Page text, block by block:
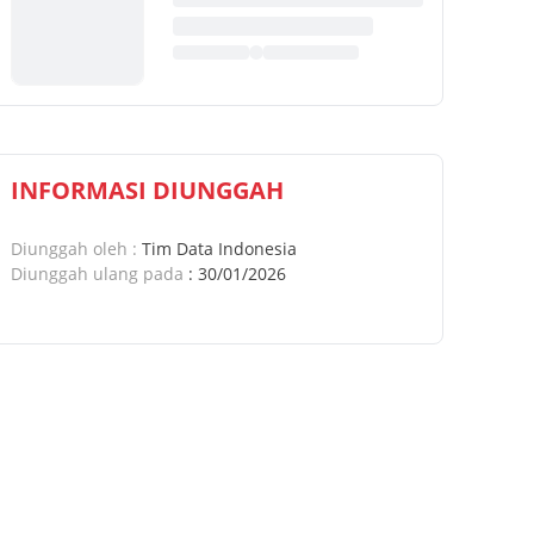
INFORMASI DIUNGGAH
Diunggah oleh : Tim Data Indonesia
Diunggah ulang pada : 30/01/2026